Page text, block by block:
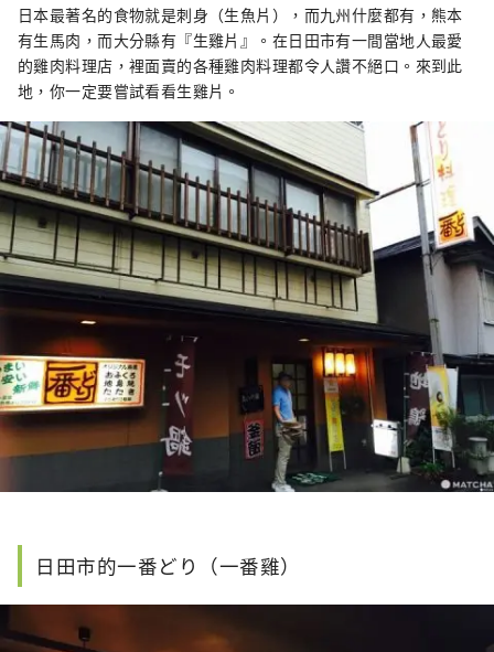
日本最著名的食物就是刺身（生魚片），而九州什麼都有，熊本
有生馬肉，而大分縣有『生雞片』。在日田市有一間當地人最愛
的雞肉料理店，裡面賣的各種雞肉料理都令人讚不絕口。來到此
地，你一定要嘗試看看生雞片。
日田市的一番どり（一番雞）